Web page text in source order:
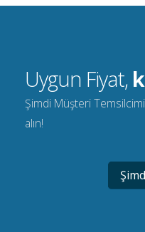
Uygun Fiyat,
Şimdi Müşteri
alın!